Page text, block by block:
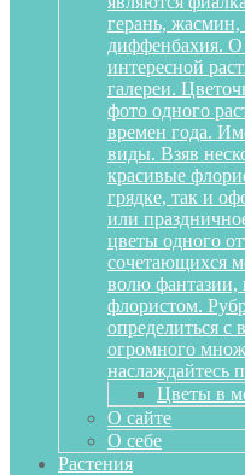
герань, жасмин,
диффенбахия.
интересной
галереи.
фото одного
времен года.
виды. Взяв
красивые
грядке, так и
или
цветы одного
сочетающихся
волю фантазии,
флористом.
определиться с
огромного
наслаждайтесь
Цветы в
О сайте
О себе
Растения